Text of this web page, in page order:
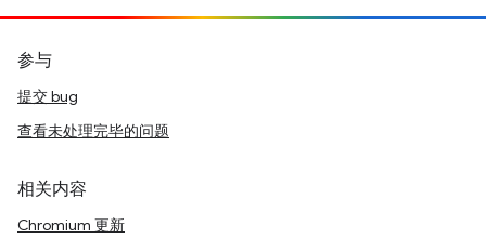
参与
提交 bug
查看未处理完毕的问题
相关内容
Chromium 更新